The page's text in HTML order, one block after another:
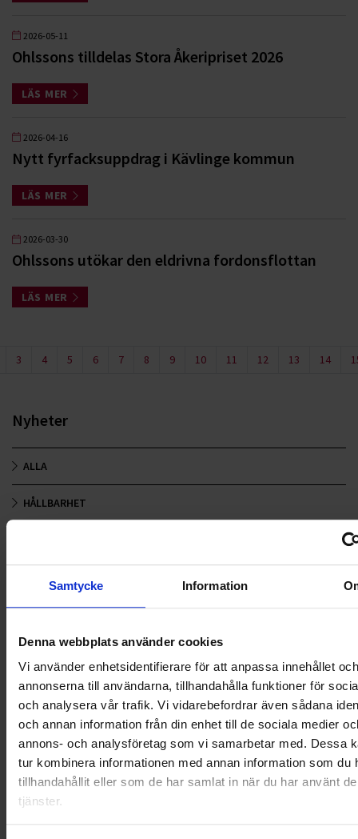
Samtycke Information
Denna webbplats använder cookies
Vi använder enhetsidentifierare för att anpassa innehållet och
annonserna till användarna, tillhandahålla funktioner för
och analysera vår trafik. Vi vidarebefordrar även sådana
och annan information från din enhet till de sociala medier
annons- och analysföretag som vi samarbetar med. Dessa
tur kombinera informationen med annan information som du
tillhandahållit eller som de har samlat in när du har använt
tjänster.
2026-05-11
Ohlssons tilldelas Stora Åkeripriset 2026
LÄS MER
2026-04-16
Nytt fyrfacksuppdrag i Kävlinge kommun
LÄS MER
2026-03-30
Ohlssons utökar den eldrivna fordonsflottan
LÄS MER
3 4 5 6 7 8 9 10 11 12 13 14
Nyheter
ALLA
HÅLLBARHET
OHLSSONS REGION MITT
OHLSSONS REGION SYD
OHLSSONS REGION VÄST
OHLSSONSKOLLEGOR
RENHÅLLNING